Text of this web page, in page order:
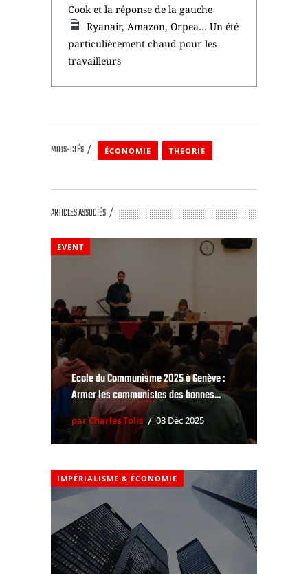
Cook et la réponse de la gauche
Ryanair, Amazon, Orpea… Un été
particulièrement chaud pour les
travailleurs
MOTS-CLÉS ÉCONOMIE THEORIE
ARTICLES ASSOCIÉS
EVENT
Ecole du Communisme 2025 à Genève :
Armer les communistes des bonnes...
par Charles Tolis 03 Déc 2025
IMPÉRIALISME & ÉCONOMIE